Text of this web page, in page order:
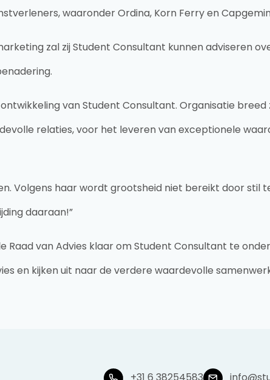
waaronder Ordina, Korn Ferry en
zal zij Student Consultant kunnen adviseren
van Student Consultant. Organisatie breed
relaties, voor het leveren van exceptionele
Volgens haar wordt grootsheid niet bereikt door stil
daaraan!”
van Advies klaar om Student Consultant te
en kijken uit naar de verdere waardevolle